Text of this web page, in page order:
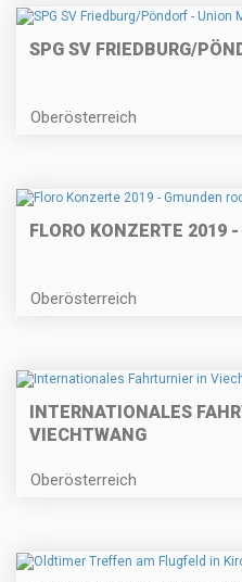
SPG SV FRIEDBURG/
Oberösterreich
FLORO KONZERTE 2019
Oberösterreich
INTERNATIONALES
VIECHTWANG
Oberösterreich